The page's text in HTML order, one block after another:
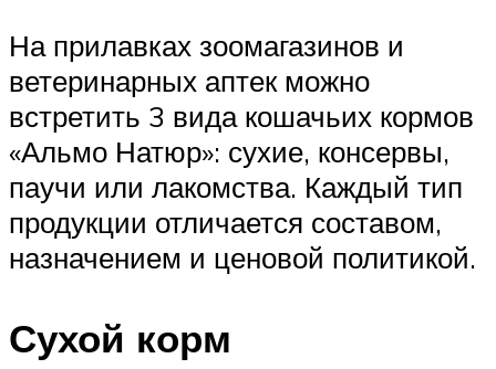
На прилавках зоомагазинов и
ветеринарных аптек можно
встретить 3 вида кошачьих кормов
«Альмо Натюр»: сухие, консервы,
паучи или лакомства. Каждый тип
продукции отличается составом,
назначением и ценовой политикой.
Сухой корм